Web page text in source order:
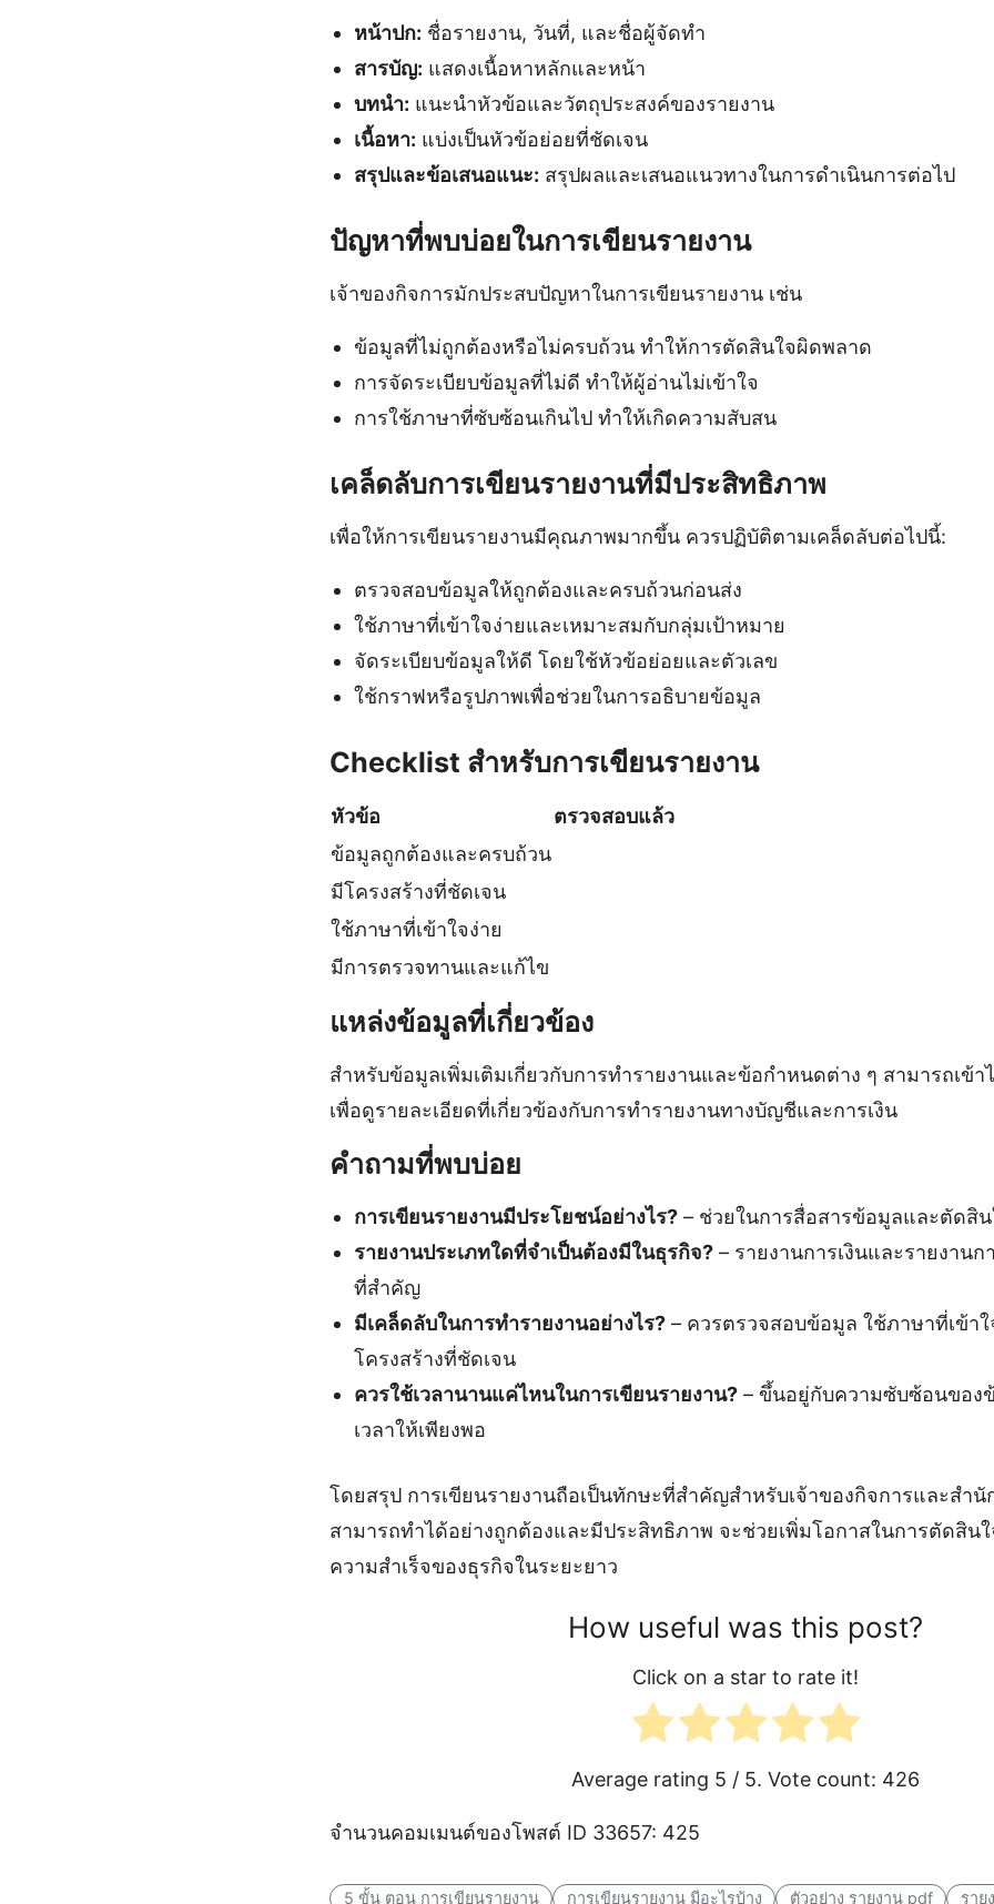
หน้าปก: ชื่อรายงาน, วันที่, และชื่อผู้จัดทำ
สารบัญ: แสดงเนื้อหาหลักและหน้า
บทนำ: แนะนำหัวข้อและวัตถุประสงค์ของรายงาน
เนื้อหา: แบ่งเป็นหัวข้อย่อยที่ชัดเจน
สรุปและข้อเสนอแนะ: สรุปผลและเสนอแนวทางในการดำเนินการต่อไป
ปัญหาที่พบบ่อยในการเขียนรายงาน
เจ้าของกิจการมักประสบปัญหาในการเขียนรายงาน เช่น
ข้อมูลที่ไม่ถูกต้องหรือไม่ครบถ้วน ทำให้การตัดสินใจผิดพลาด
การจัดระเบียบข้อมูลที่ไม่ดี ทำให้ผู้อ่านไม่เข้าใจ
การใช้ภาษาที่ซับซ้อนเกินไป ทำให้เกิดความสับสน
เคล็ดลับการเขียนรายงานที่มีประสิทธิภาพ
เพื่อให้การเขียนรายงานมีคุณภาพมากขึ้น ควรปฏิบัติตามเคล็ดลับต่อไปนี้:
ตรวจสอบข้อมูลให้ถูกต้องและครบถ้วนก่อนส่ง
ใช้ภาษาที่เข้าใจง่ายและเหมาะสมกับกลุ่มเป้าหมาย
จัดระเบียบข้อมูลให้ดี โดยใช้หัวข้อย่อยและตัวเลข
ใช้กราฟหรือรูปภาพเพื่อช่วยในการอธิบายข้อมูล
Checklist สำหรับการเขียนรายงาน
หัวข้อ
ตรวจสอบแล้ว
ข้อมูลถูกต้องและครบถ้วน
มีโครงสร้างที่ชัดเจน
ใช้ภาษาที่เข้าใจง่าย
มีการตรวจทานและแก้ไข
แหล่งข้อมูลที่เกี่ยวข้อง
สำหรับข้อมูลเพิ่มเติมเกี่ยวกับการทำรายงานและข้อกำหนดต่าง ๆ สามารถเข้า
เพื่อดูรายละเอียดที่เกี่ยวข้องกับการทำรายงานทางบัญชีและการเงิน
คำถามที่พบบ่อย
การเขียนรายงานมีประโยชน์อย่างไร?– ช่วยในการสื่อสารข้อมูลและตัดสิน
รายงานประเภทใดที่จำเป็นต้องมีในธุรกิจ?– รายงานการเงินและรายงานก
ที่สำคัญ
มีเคล็ดลับในการทำรายงานอย่างไร?– ควรตรวจสอบข้อมูล ใช้ภาษาที่เข้าใ
โครงสร้างที่ชัดเจน
ควรใช้เวลานานแค่ไหนในการเขียนรายงาน?– ขึ้นอยู่กับความซับซ้อนของ
เวลาให้เพียงพอ
โดยสรุป การเขียนรายงานถือเป็นทักษะที่สำคัญสำหรับเจ้าของกิจการและสำ
สามารถทำได้อย่างถูกต้องและมีประสิทธิภาพ จะช่วยเพิ่มโอกาสในการตัดสิน
ความสำเร็จของธุรกิจในระยะยาว
How useful was this post?
Click on a star to rate it!
Average rating 5 / 5. Vote count: 426
จำนวนคอมเมนต์ของโพสต์ ID 33657: 425
5 ขั้น ตอน การเขียนรายงาน การเขียนรายงาน มีอะไรบ้าง ตัวอย่าง รายงาน pdf ราย